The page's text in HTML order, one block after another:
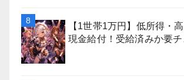
【1世帯1万円】低所得・
現金給付！受給済みか要チ